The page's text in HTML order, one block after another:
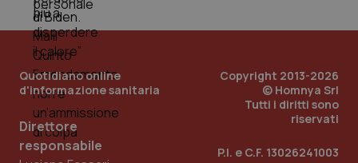
Tumori del Polmone & Testa Collo
Tumori gastrointestinali
Ulcera & Reflusso
Vaccini
Quotidiano online
d'informazione sanitaria
Direttore
responsabile
Copyright 2013-2026
© Homnya Srl
Tutti i diritti sono
riservati
P.I. e C.F. 13026241003
tracking-sites-ironfish-
tracking-enable
www.quotidianosanita.it
2